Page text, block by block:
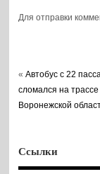
Для отправки
«Автобус с 22
сломался на трассе
Воронежской
Ссылки